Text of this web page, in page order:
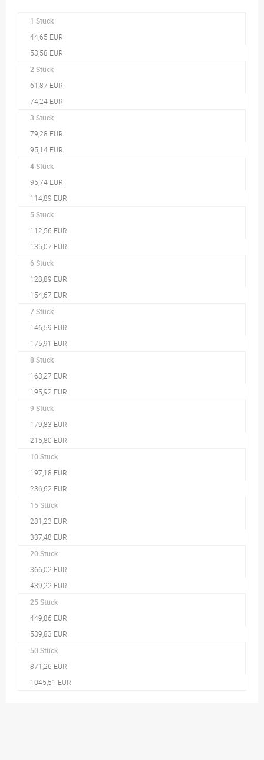
1 Stück
44,65 EUR
53,58 EUR
2 Stück
61,87 EUR
74,24 EUR
3 Stück
79,28 EUR
95,14 EUR
4 Stück
95,74 EUR
114,89 EUR
5 Stück
112,56 EUR
135,07 EUR
6 Stück
128,89 EUR
154,67 EUR
7 Stück
146,59 EUR
175,91 EUR
8 Stück
163,27 EUR
195,92 EUR
9 Stück
179,83 EUR
215,80 EUR
10 Stück
197,18 EUR
236,62 EUR
15 Stück
281,23 EUR
337,48 EUR
20 Stück
366,02 EUR
439,22 EUR
25 Stück
449,86 EUR
539,83 EUR
50 Stück
871,26 EUR
1045,51 EUR